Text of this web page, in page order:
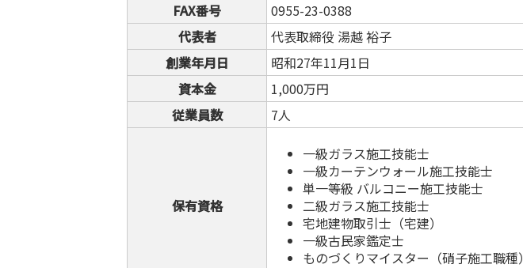
FAX番号
0955-23-0388
代表者
代表取締役 湯越 裕子
創業年月日
昭和27年11月1日
資本金
1,000万円
従業員数
7人
保有資格
一級ガラス施工技能士
一級カーテンウォール施工技能士
単一等級 バルコニー施工技能士
二級ガラス施工技能士
宅地建物取引士（宅建）
一級古民家鑑定士
ものづくりマイスター（硝子施工職種）